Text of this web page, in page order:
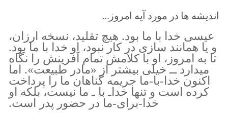
اندیشه ها در مورد آیه امروز...
عیسی خدا با ما بود. هیچ تقلید، نسخه ارزان،
و یا همانند سازی در کار نبود، او خدا با ما بود.
تا به امروز، او با کلامش تمام آفرینش را نگاه
میدارد ــ خیلی بیشتر از «مادر طبیعت». اما
اکنون خدا-با-ما جریمه گناهان ما را پرداخت
کرده است و تنها خداـ با ـ ما نیست، بلکه او
خدا-برای-ما در حضور پدر است.